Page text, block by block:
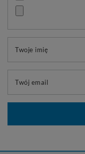
Twoje imię
Twój email